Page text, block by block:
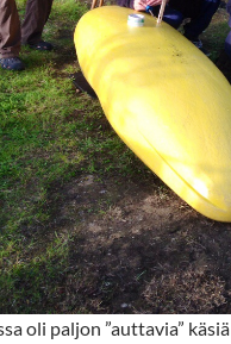
oli paljon ”auttavia” käsiä